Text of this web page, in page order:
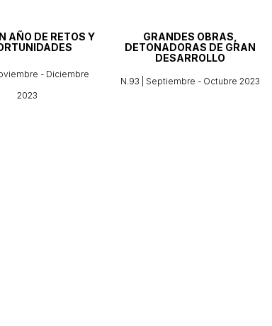
AÑO DE RETOS Y
- Diciembre
2023
GRANDES OBRAS,
DETONADORAS DE GRAN
DESARROLLO
N.93 | Septiembre - Octubre 2023